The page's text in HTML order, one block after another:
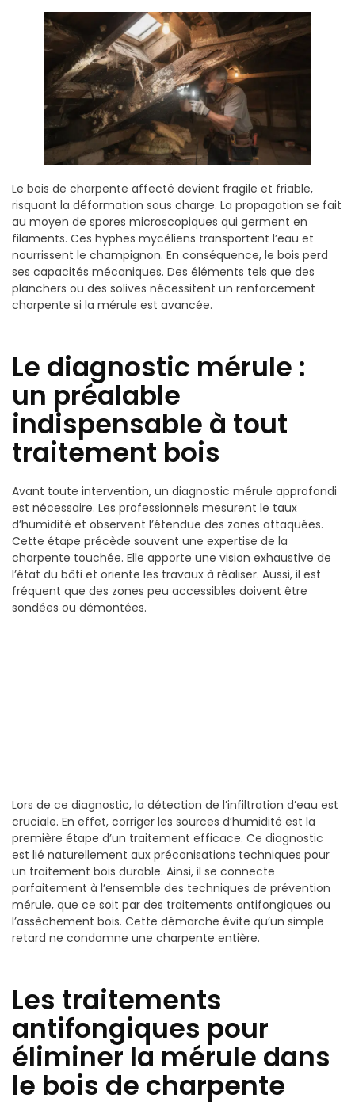
Le bois de charpente affecté devient fragile et friable,
risquant la déformation sous charge. La propagation se fait
au moyen de spores microscopiques qui germent en
filaments. Ces hyphes mycéliens transportent l’eau et
nourrissent le champignon. En conséquence, le bois perd
ses capacités mécaniques. Des éléments tels que des
planchers ou des solives nécessitent un renforcement
charpente si la mérule est avancée.
Le diagnostic mérule :
un préalable
indispensable à tout
traitement bois
Avant toute intervention, un diagnostic mérule approfondi
est nécessaire. Les professionnels mesurent le taux
d’humidité et observent l’étendue des zones attaquées.
Cette étape précède souvent une expertise de la
charpente touchée. Elle apporte une vision exhaustive de
l’état du bâti et oriente les travaux à réaliser. Aussi, il est
fréquent que des zones peu accessibles doivent être
sondées ou démontées.
Lors de ce diagnostic, la détection de l’infiltration d’eau est
cruciale. En effet, corriger les sources d’humidité est la
première étape d’un traitement efficace. Ce diagnostic
est lié naturellement aux préconisations techniques pour
un traitement bois durable. Ainsi, il se connecte
parfaitement à l’ensemble des techniques de prévention
mérule, que ce soit par des traitements antifongiques ou
l’assèchement bois. Cette démarche évite qu’un simple
retard ne condamne une charpente entière.
Les traitements
antifongiques pour
éliminer la mérule dans
le bois de charpente